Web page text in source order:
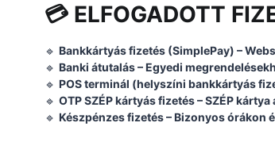
💳 ELFOGADOTT
🔹 Bankkártyás fizetés (SimplePay) –
🔹 Banki átutalás – Egyedi
🔹 POS terminál (helyszíni bankkártyás
🔹 OTP SZÉP kártyás fizetés – SZÉP
🔹 Készpénzes fizetés – Bizonyos órákon